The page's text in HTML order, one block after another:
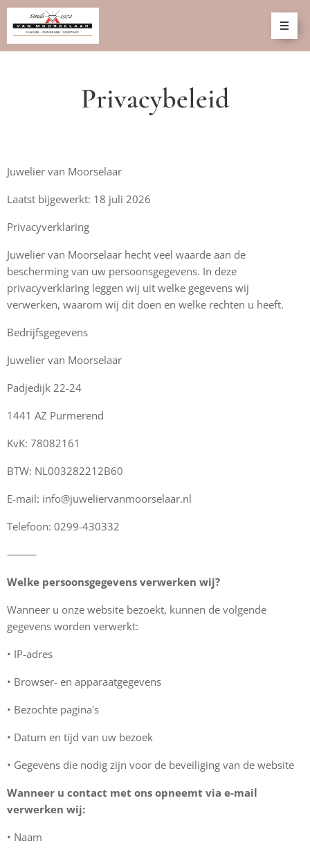
Privacybeleid
Juwelier van Moorselaar
Laatst bijgewerkt: 18 juli 2026
Privacyverklaring
Juwelier van Moorselaar hecht veel waarde aan de
bescherming van uw persoonsgegevens. In deze
privacyverklaring leggen wij uit welke gegevens wij
verwerken, waarom wij dit doen en welke rechten u heeft.
Bedrijfsgegevens
Juwelier van Moorselaar
Padjedijk 22-24
1441 AZ Purmerend
KvK: 78082161
BTW: NL003282212B60
E-mail: info@juweliervanmoorselaar.nl
Telefoon: 0299-430332
⸻
Welke persoonsgegevens verwerken wij?
Wanneer u onze website bezoekt, kunnen de volgende
gegevens worden verwerkt:
•⁠ ⁠IP-adres
•⁠ ⁠Browser- en apparaatgegevens
•⁠ ⁠Bezochte pagina's
•⁠ ⁠Datum en tijd van uw bezoek
•⁠ ⁠Gegevens die nodig zijn voor de beveiliging van de website
Wanneer u contact met ons opneemt via e-mail
verwerken wij:
•⁠ ⁠Naam